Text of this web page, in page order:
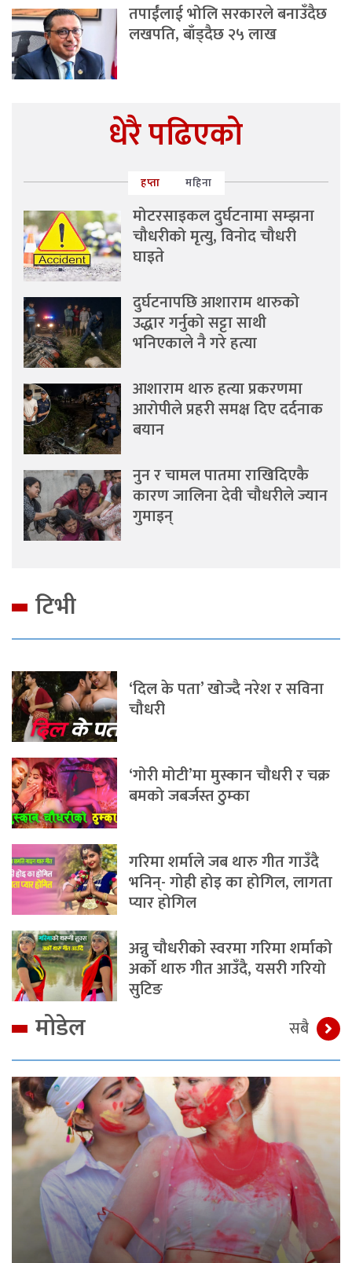
तपाईंलाई भोलि सरकारले बनाउँदैछ
लखपति, बाँड्दैछ २५ लाख
धेरै पढिएको
हप्ता महिना
मोटरसाइकल दुर्घटनामा सम्झना
चौधरीको मृत्यु, विनोद चौधरी
घाइते
दुर्घटनापछि आशाराम थारुको
उद्धार गर्नुको सट्टा साथी
भनिएकाले नै गरे हत्या
आशाराम थारु हत्या प्रकरणमा
आरोपीले प्रहरी समक्ष दिए दर्दनाक
बयान
नुन र चामल पातमा राखिदिएकै
कारण जालिना देवी चौधरीले ज्यान
गुमाइन्
टिभी
‘दिल के पता’ खोज्दै नरेश र सविना
चौधरी
‘गोरी मोटी’मा मुस्कान चौधरी र चक्र
बमको जबर्जस्त ठुम्का
गरिमा शर्माले जब थारु गीत गाउँदै
भनिन्- गोही होइ का होगिल, लागता
प्यार होगिल
अन्नु चौधरीको स्वरमा गरिमा शर्माको
अर्को थारु गीत आउँदै, यसरी गरियो
सुटिङ
मोडेल सबै